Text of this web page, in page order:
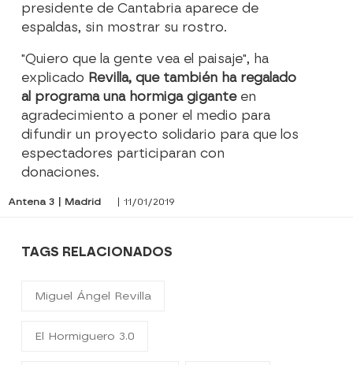
presidente de Cantabria aparece de
espaldas, sin mostrar su rostro.
"Quiero que la gente vea el paisaje", ha
explicado Revilla, que también ha regalado
al programa una hormiga giganteen
agradecimiento a poner el medio para
difundir un proyecto solidario para que los
espectadores participaran con
donaciones.
Antena 3 | Madrid | 11/01/2019
TAGS RELACIONADOS
Miguel Ángel Revilla
El Hormiguero 3.0